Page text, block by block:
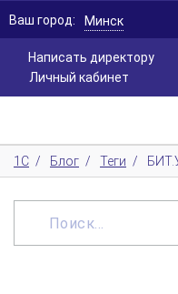
Написать директору
Личный кабинет
Ваш город: Минск
1С / Блог / Теги /